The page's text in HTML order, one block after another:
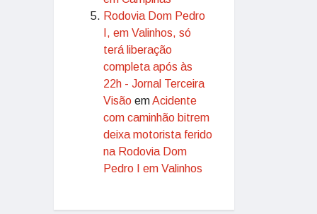
Rodovia Dom Pedro
I, em Valinhos, só
terá liberação
completa após às
22h - Jornal Terceira
Visão emAcidente
com caminhão bitrem
deixa motorista ferido
na Rodovia Dom
Pedro I em Valinhos